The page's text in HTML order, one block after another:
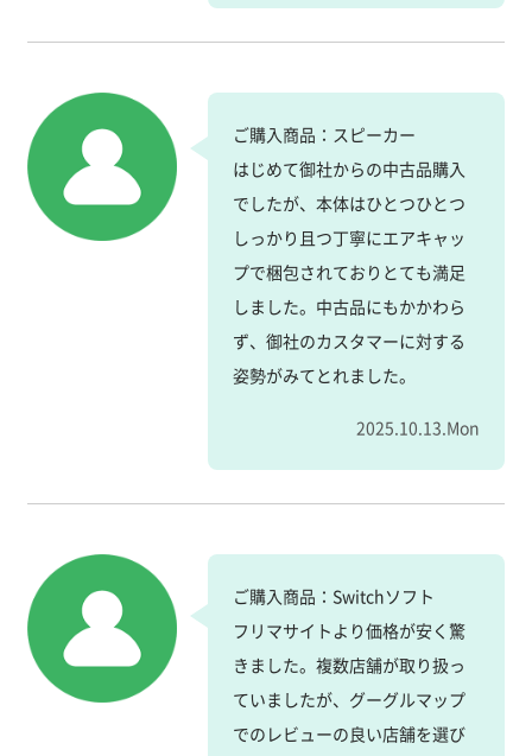
ご購入商品：スピーカー
はじめて御社からの中古品購入
でしたが、本体はひとつひとつ
しっかり且つ丁寧にエアキャッ
プで梱包されておりとても満足
しました。中古品にもかかわら
ず、御社のカスタマーに対する
姿勢がみてとれました。
2025.10.13.Mon
ご購入商品：Switchソフト
フリマサイトより価格が安く驚
きました。複数店舗が取り扱っ
ていましたが、グーグルマップ
でのレビューの良い店舗を選び